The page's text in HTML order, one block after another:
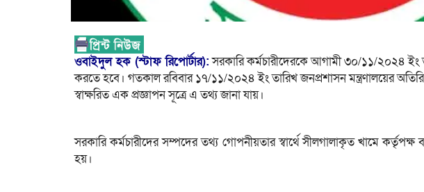
ওবাইদুল হক (স্টাফ রিপোর্টার): সরকারি কর্মচারীদেরকে আগামী ৩০/১১/২০২৪ ইং
করতে হবে। গতকাল রবিবার ১৭/১১/২০২৪ ইং তারিখ জনপ্রশাসন মন্ত্রণালয়ের
স্বাক্ষরিত এক প্রজ্ঞাপন সূত্রে এ তথ্য জানা যায়।
সরকারি কর্মচারীদের সম্পদের তথ্য গোপনীয়তার স্বার্থে সীলগালাকৃত খামে কর্তৃপক্ষ
হয়।